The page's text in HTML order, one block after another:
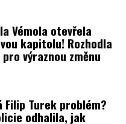
Vémola otevřela
kapitolu! Rozhodla
pro výraznou změnu
Filip Turek problém?
odhalila, jak